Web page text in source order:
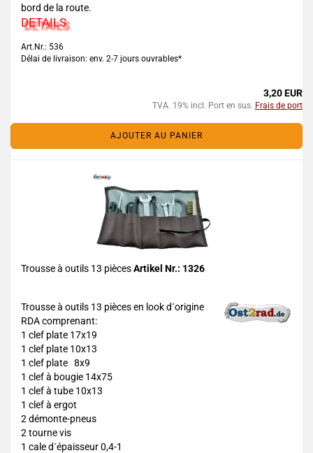
bord de la route.
DETAILS
Art.Nr.: 536
Délai de livraison: env. 2-7 jours ouvrables*
3,20 EUR
TVA. 19% incl. Port en sus. Frais de port
AJOUTER AU PANIER
Trousse à outils 13 piècesArtikel Nr.: 1326
Trousse à outils 13 pièces en look d´origine
RDA comprenant:
1 clef plate 17x19
1 clef plate 10x13
1 clef plate 8x9
1 clef à bougie 14x75
1 clef à tube 10x13
1 clef à ergot
2 démonte-pneus
2 tourne vis
1 cale d´épaisseur 0,4-1